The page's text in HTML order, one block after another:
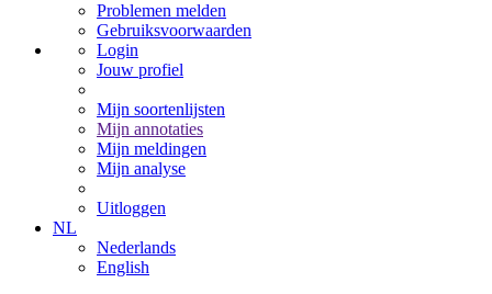
Problemen melden
Gebruiksvoorwaarden
Login
Jouw profiel
Mijn soortenlijsten
Mijn annotaties
Mijn meldingen
Mijn analyse
Uitloggen
NL
Nederlands
English